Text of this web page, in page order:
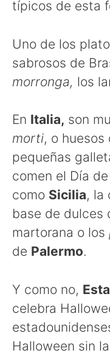
típicos de esta
Uno de los
sabrosos de
morronga, los
En Italia, son
morti, o huesos
pequeñas
comen el Día
como Sicilia, la
base de dulces
martorana o los
de Palermo.
Y como no,
celebra
Halloween sin